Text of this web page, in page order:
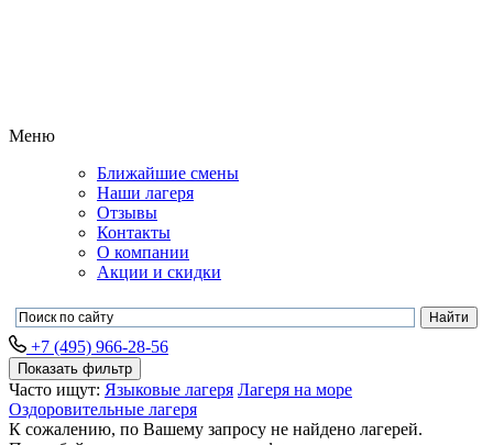
Меню
Ближайшие смены
Наши лагеря
Отзывы
Контакты
О компании
Акции и скидки
+7 (495) 966-28-56
Показать фильтр
Часто ищут: Языковые лагеря Лагеря на море
Оздоровительные лагеря
К сожалению, по Вашему запросу не найдено лагерей.